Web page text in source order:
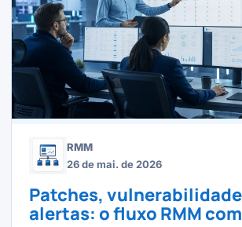
RMM
26 de mai. de 2026
Patches,
alertas: o fluxo RMM